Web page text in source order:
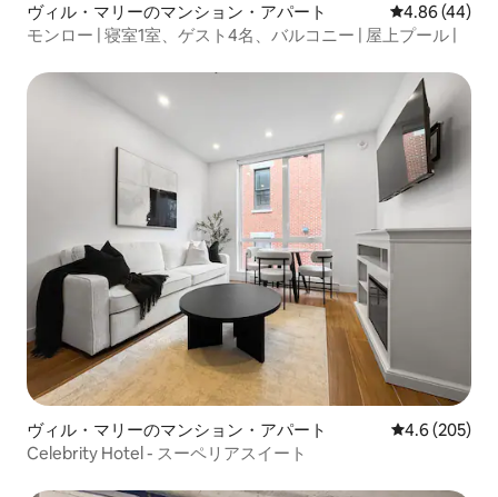
ヴィル・マリーのマンション・アパート レビュー44
4.86 (44)
モンロー | 寝室1室、ゲスト4名、バルコニー | 屋上プール |
ヴィル・マリーのマンション・アパート レビュー205
4.6 (205)
Celebrity Hotel - スーペリアスイート